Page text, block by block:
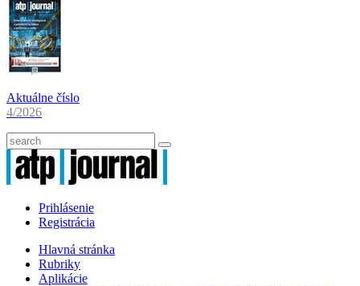
Aktuálne číslo
4/2026
Prihlásenie
Registrácia
Hlavná stránka
Rubriky
Aplikácie